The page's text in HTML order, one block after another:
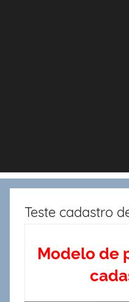
Teste cadastro
Modelo de